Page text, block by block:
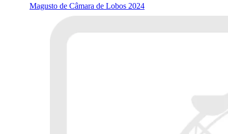
Magusto de Câmara de Lobos 2024